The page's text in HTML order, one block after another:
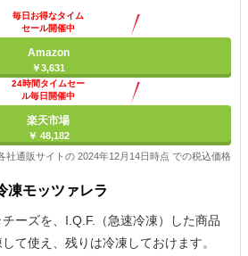
毎日お得なタイム
セール開催中
Amazon
￥3,631
24時間タイムセー
ル毎日開催中
楽天市場
￥ 48,182
社通販サイトの 2024年12月14日時点 での税込価格
凍モッツァレラ
ーズを、I.Q.F.（急速冷凍）した商品
て使え、残りは冷凍しておけます。